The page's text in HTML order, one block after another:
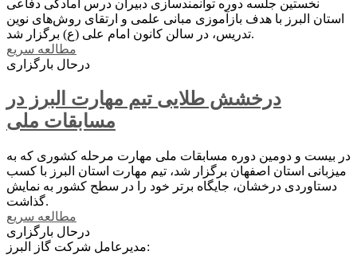
نخستین جلسه دوره توانمندسازی دبیران درس آمادگی دفاعی
استان البرز با هدف بازآموزی مبانی علمی و ارتقای روش‌های نوین
تدریس، در سالن کانون امام علی (ع) برگزار شد.
مطالعه سریع
درحال بارگزاری
درخشش طلایی تیم مهارت البرز در
مسابقات ملی
در بیست و دومین دوره مسابقات ملی مهارت مرحله کشوری که به
میزبانی استان اصفهان برگزار شد، تیم مهارت استان البرز با کسب
دستاوردی درخشان، جایگاه برتر خود را در سطح کشور به نمایش
گذاشت.
مطالعه سریع
درحال بارگزاری
مدیرعامل شرکت گاز البرز: